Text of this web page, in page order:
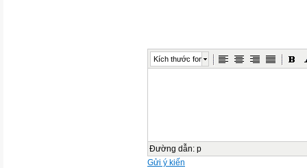
Kích thước font
Đường dẫn: p
Gửi ý kiến